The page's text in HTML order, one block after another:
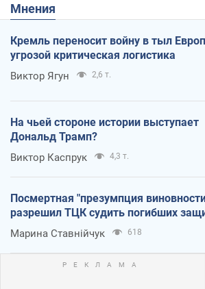
Мнения
Кремль переносит войну в тыл
угрозой критическая логистика
Виктор Ягун 2,6 т.
На чьей стороне истории выступает
Дональд Трамп?
Виктор Каспрук 4,3 т.
Посмертная "презумпция
разрешил ТЦК судить погибших
Марина Ставнійчук 618